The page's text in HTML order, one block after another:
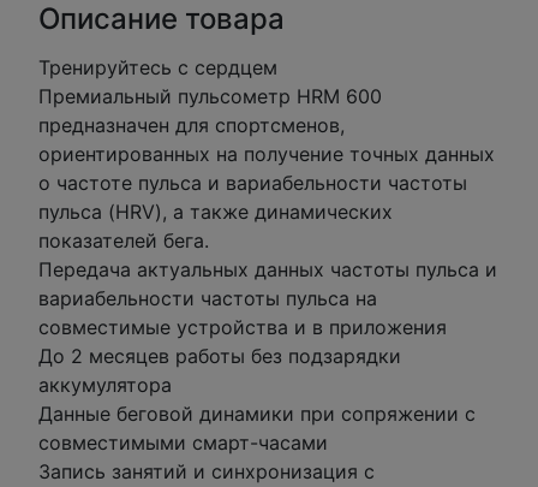
Описание товара
Тренируйтесь с сердцем
Премиальный пульсометр HRM 600
предназначен для спортсменов,
ориентированных на получение точных данных
о частоте пульса и вариабельности частоты
пульса (HRV), а также динамических
показателей бега.
Передача актуальных данных частоты пульса и
вариабельности частоты пульса на
совместимые устройства и в приложения
До 2 месяцев работы без подзарядки
аккумулятора
Данные беговой динамики при сопряжении с
совместимыми смарт-часами
Запись занятий и синхронизация с